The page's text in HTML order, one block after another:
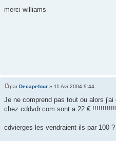
merci williams
parDecapefour » 11 Avr 2004 9:44
Je ne comprend pas tout ou alors
chez cddvdr.com sont a 22 €
cdvierges les vendraient ils par 100 ?